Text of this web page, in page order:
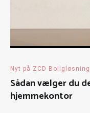
Nyt på ZCD
Sådan vælger du
hjemmekontor